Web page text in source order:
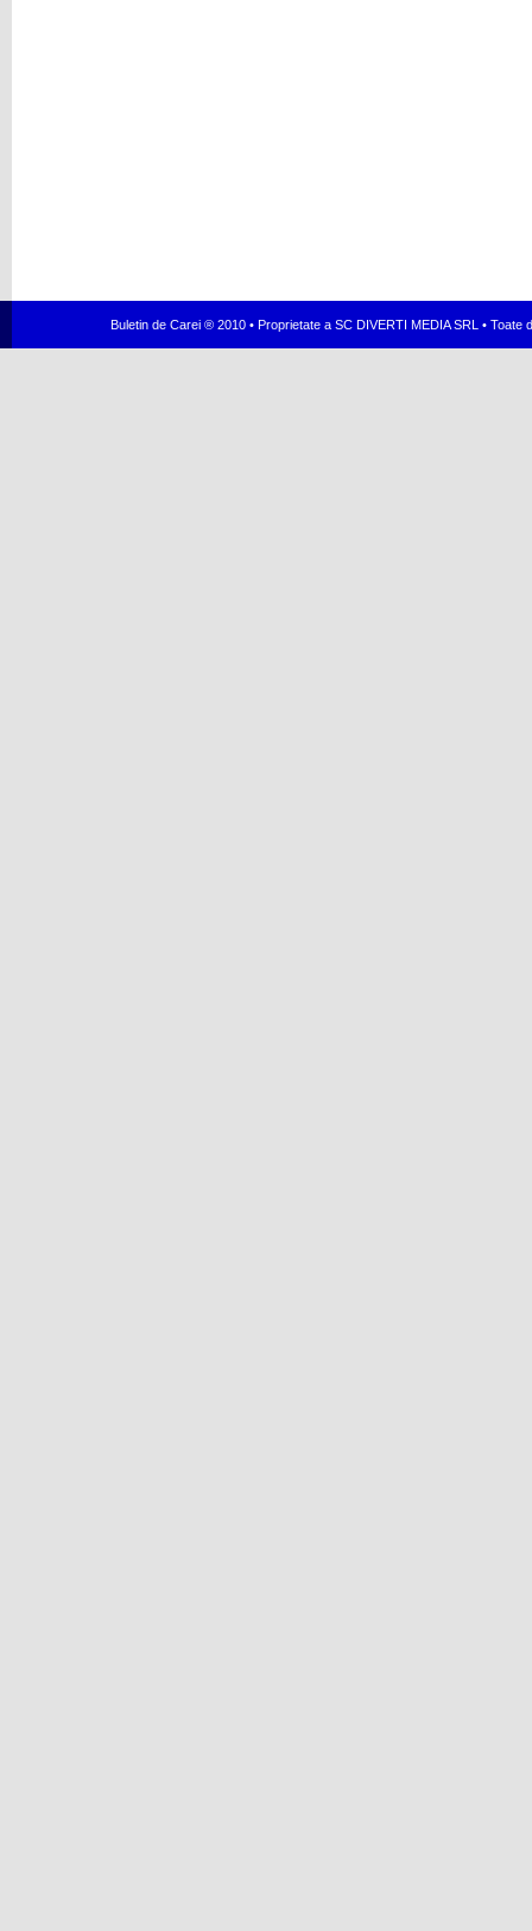
Buletin de Carei ® 2010 • Proprietate a SC DIVERTI MEDIA SRL •